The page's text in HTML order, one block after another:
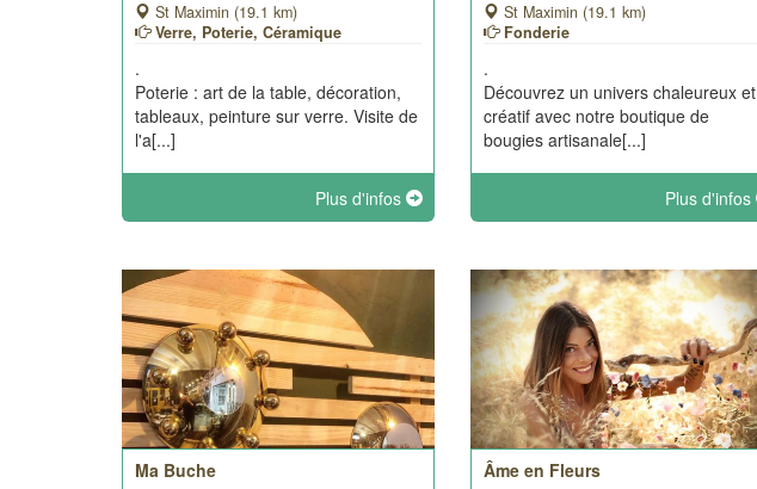
St Maximin (19.1 km)
Verre, Poterie, Céramique
.
Poterie : art de la table, décoration,
tableaux, peinture sur verre. Visite de
l'a[...]
Plus d'infos
St Maximin (19.1 km)
Fonderie
.
Découvrez un univers chaleureux et
créatif avec notre boutique de
bougies artisanale[...]
Plus d'infos
Ma Buche Âme en Fleurs